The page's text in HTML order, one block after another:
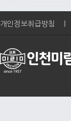
개인정보취급방침